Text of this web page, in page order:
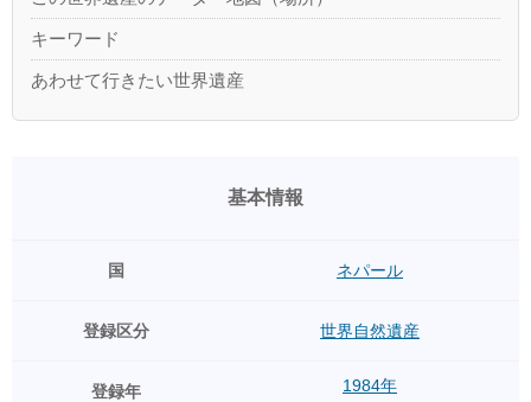
キーワード
あわせて行きたい世界遺産
基本情報
国 ネパール
登録区分 世界自然遺産
登録年 1984年